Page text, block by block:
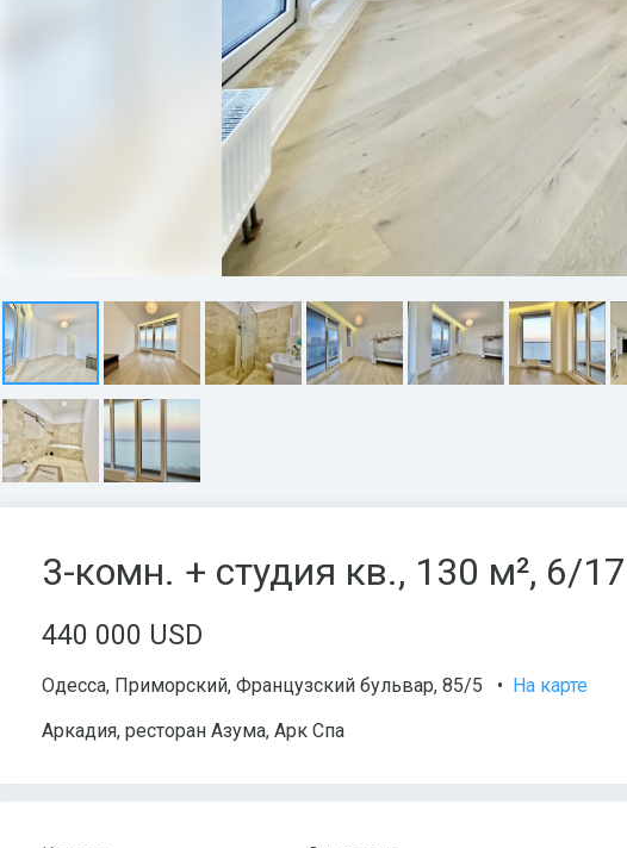
3-комн. + студия кв., 130 м², 6/
440 000 USD
Одесса, Приморский, Французский бульвар, 85/5 •
На карте
Аркадия, ресторан Азума, Арк Спа